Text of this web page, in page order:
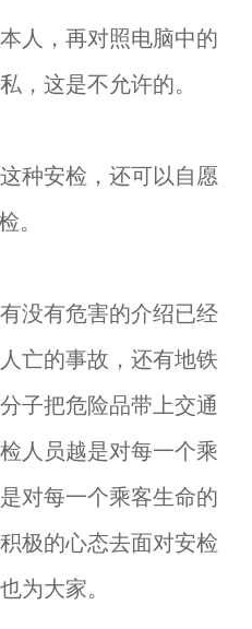
人，再对照电脑中的
，这是不允许的。
种安检，还可以自愿
。
没有危害的介绍已经
亡的事故，还有地铁
子把危险品带上交通
人员越是对每一个乘
对每一个乘客生命的
极的心态去面对安检
为大家。